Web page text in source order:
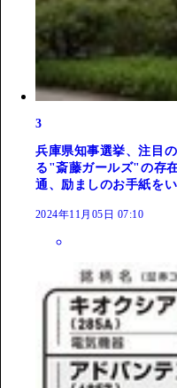
3
兵庫県知事選挙、注目
る"斎藤ガールズ"の存
通、励ましのお手紙を
2024年11月05日 07:10